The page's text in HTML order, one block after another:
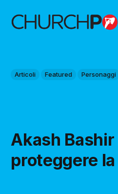
Articoli Featured Personaggi
Akash
proteggere